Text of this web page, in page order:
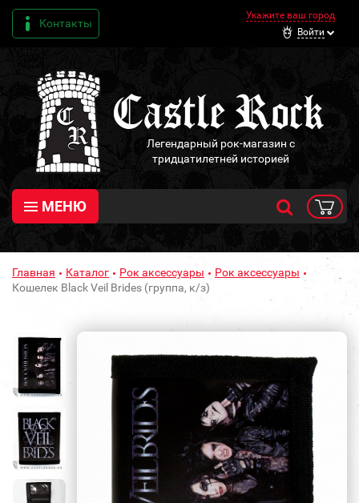
Контакты
Укажите ваш город
Войти
Легендарный рок-магазин с
тридцатилетней историей
МЕНЮ
Главная Каталог Рок аксессуары
Рок аксессуары
Кошелек Black Veil Brides (группа, к/з)